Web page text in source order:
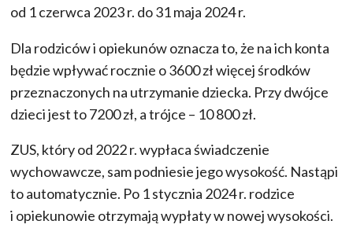
od 1 czerwca 2023 r. do 31 maja 2024 r.
Dla rodziców i opiekunów oznacza to, że na ich konta
będzie wpływać rocznie o 3600 zł więcej środków
przeznaczonych na utrzymanie dziecka. Przy dwójce
dzieci jest to 7200 zł, a trójce – 10 800 zł.
ZUS, który od 2022 r. wypłaca świadczenie
wychowawcze, sam podniesie jego wysokość. Nastąpi
to automatycznie. Po 1 stycznia 2024 r. rodzice
i opiekunowie otrzymają wypłaty w nowej wysokości.